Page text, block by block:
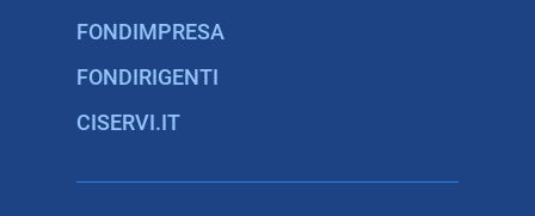
FONDIMPRESA
FONDIRIGENTI
CISERVI.IT